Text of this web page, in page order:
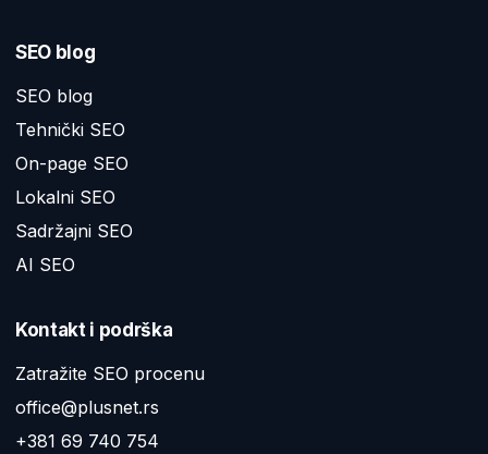
SEO blog
SEO blog
Tehnički SEO
On-page SEO
Lokalni SEO
Sadržajni SEO
AI SEO
Kontakt i podrška
Zatražite SEO procenu
office@plusnet.rs
+381 69 740 754